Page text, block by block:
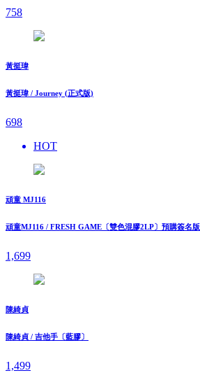
758
黃挺瑋
黃挺瑋 / Journey (正式版)
698
HOT
頑童 MJ116
頑童MJ116 / FRESH GAME〔雙色混膠2LP〕預購簽名版
1,699
陳綺貞
陳綺貞 / 吉他手〔藍膠〕
1,499